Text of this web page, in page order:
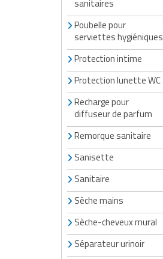
Matériel de musculation
Vêtement sportif
Rôtisserie professionnelle
Sautause professionnelle
Table de cuisson professionnelle
Tables de préparation réfrigérées
Ustensile de cuisine
Vaisselle restaurant
Vitrines réfrigérées
sanitaires
Poubelle pour
serviettes hygiéniques
Protection intime
Protection lunette WC
Recharge pour
diffuseur de parfum
Remorque sanitaire
Sanisette
Sanitaire
Sèche mains
Sèche-cheveux mural
Séparateur urinoir